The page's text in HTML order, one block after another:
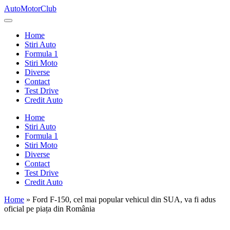
Skip
to
AutoMotorClub
Totul
masini
pasionatii
masini
Home
Stiri Auto
Formula 1
Stiri Moto
Diverse
Contact
Test Drive
Credit Auto
Home
Stiri Auto
Formula 1
Stiri Moto
Diverse
Contact
Test Drive
Credit Auto
Home » Ford F-150, cel mai popular vehicul din SUA, va fi adus
oficial pe piața din România